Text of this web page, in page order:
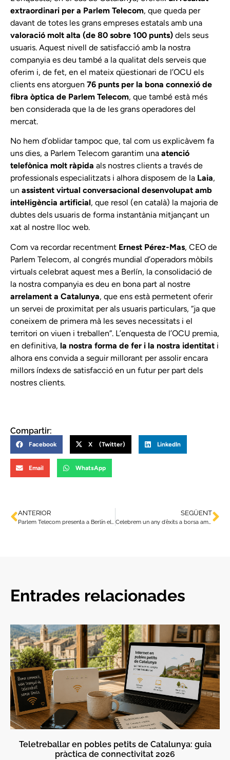
extraordinari per a Parlem Telecom, que queda per
davant de totes les grans empreses estatals amb una
valoració molt alta (de 80 sobre 100 punts) dels seus
usuaris. Aquest nivell de satisfacció amb la nostra
companyia es deu també a la qualitat dels serveis que
oferim i, de fet, en el mateix qüestionari de l’OCU els
clients ens atorguen 76 punts per la bona connexió de
fibra òptica de Parlem Telecom, que també està més
ben considerada que la de les grans operadores del
mercat.
No hem d’oblidar tampoc que, tal com us explicàvem fa
uns dies, a Parlem Telecom garantim una atenció
telefònica molt ràpida als nostres clients a través de
professionals especialitzats i alhora disposem de la Laia,
un assistent virtual conversacional desenvolupat amb
intel·ligència artificial, que resol (en català) la majoria de
dubtes dels usuaris de forma instantània mitjançant un
xat al nostre lloc web.
Com va recordar recentment Ernest Pérez-Mas, CEO de
Parlem Telecom, al congrés mundial d’operadors mòbils
virtuals celebrat aquest mes a Berlín, la consolidació de
la nostra companyia es deu en bona part al nostre
arrelament a Catalunya, que ens està permetent oferir
un servei de proximitat per als usuaris particulars, “ja que
coneixem de primera mà les seves necessitats i el
territori on viuen i treballen”. L’enquesta de l’OCU premia,
en definitiva, la nostra forma de fer i la nostra identitat i
alhora ens convida a seguir millorant per assolir encara
millors índexs de satisfacció en un futur per part dels
nostres clients.
Compartir:
Facebook X (Twitter) LinkedIn
Email WhatsApp
ANTERIOR
Parlem Telecom presenta a Berlín el seu model de negoci d’operador regional europeu de proximitat
SEGÜENT
Celebrem un any d’èxits a borsa amb els nostres inversors
Entrades relacionades
Teletreballar en pobles petits de Catalunya: guia
pràctica de connectivitat 2026